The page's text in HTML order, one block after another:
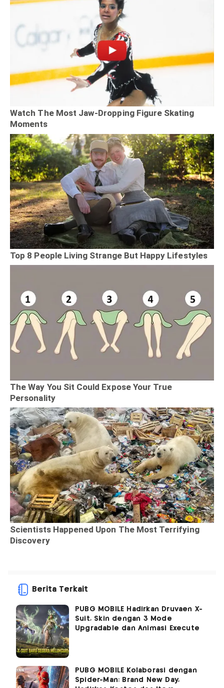
Berita Terkait
PUBG MOBILE Hadirkan Druvaen X-
Suit, Skin dengan 3 Mode
Upgradable dan Animasi Execute
PUBG MOBILE Kolaborasi dengan
Spider-Man: Brand New Day,